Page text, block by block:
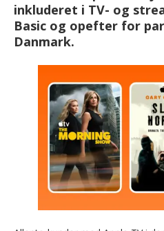
inkluderet i TV- og
Basic og opefter for
Danmark.